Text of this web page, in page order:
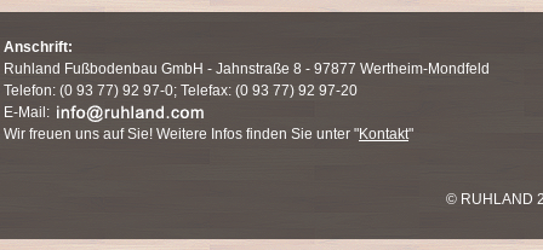
Anschrift:
Ruhland Fußbodenbau GmbH - Jahnstraße 8 - 97877 Wertheim-Mondfeld
Telefon: (0 93 77) 92 97-0; Telefax: (0 93 77) 92 97-20
E-Mail:
Wir freuen uns auf Sie! Weitere Infos finden Sie unter "Kontakt"
© RUHLAND